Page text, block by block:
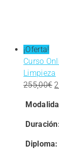
¡Oferta!
Curso
Limpieza
255,00€
Diploma: